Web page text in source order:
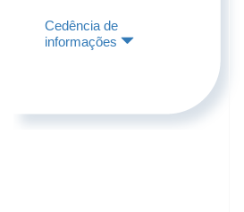
Cedência de
informações